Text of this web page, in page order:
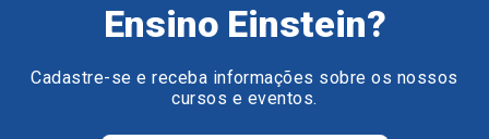
Ensino Einstein?
Cadastre-se e receba informações sobre os nossos
cursos e eventos.